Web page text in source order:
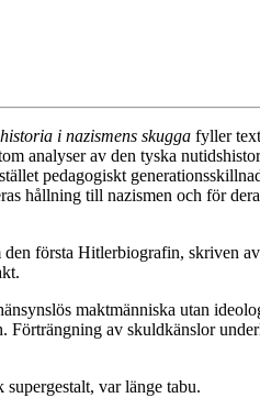
i nazismens skugga fyller
analyser av den tyska
pedagogiskt
hållning till nazismen och för
första Hitlerbiografin, skriven
maktmänniska utan
av skuldkänslor
var länge tabu.